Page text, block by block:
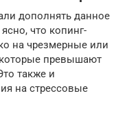
дополнять данное
что копинг-
на чрезмерные или
превышают
также и
на стрессовые